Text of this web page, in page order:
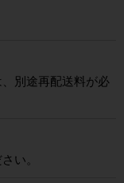
別途再配送料が必
い。